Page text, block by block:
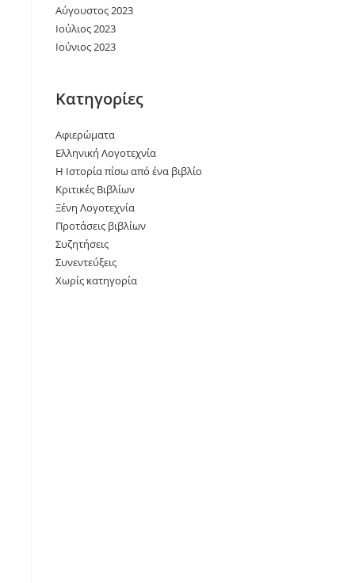
Αύγουστος 2023
Ιούλιος 2023
Ιούνιος 2023
Kατηγορίες
Αφιερώματα
Ελληνική Λογοτεχνία
Η Ιστορία πίσω από ένα βιβλίο
Κριτικές Βιβλίων
Ξένη Λογοτεχνία
Προτάσεις βιβλίων
Συζητήσεις
Συνεντεύξεις
Χωρίς κατηγορία